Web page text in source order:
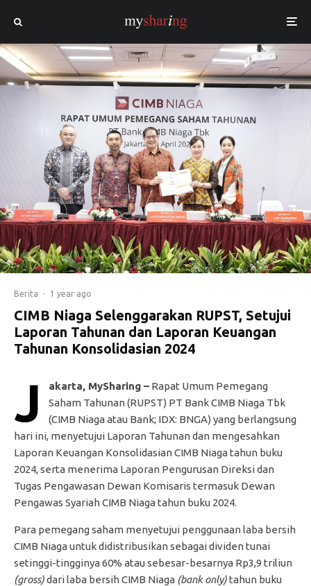
Berita · 1 year ago
CIMB Niaga Selenggarakan RUPST, Setujui
Laporan Tahunan dan Laporan Keuangan
Tahunan Konsolidasian 2024
J akarta, MySharing – Rapat Umum Pemegang
Saham Tahunan (RUPST) PT Bank CIMB Niaga Tbk
(CIMB Niaga atau Bank; IDX: BNGA) yang berlangsung
hari ini, menyetujui Laporan Tahunan dan mengesahkan
Laporan Keuangan Konsolidasian CIMB Niaga tahun buku
2024, serta menerima Laporan Pengurusan Direksi dan
Tugas Pengawasan Dewan Komisaris termasuk Dewan
Pengawas Syariah CIMB Niaga tahun buku 2024.
Para pemegang saham menyetujui penggunaan laba bersih
CIMB Niaga untuk didistribusikan sebagai dividen tunai
setinggi-tingginya 60% atau sebesar-besarnya Rp3,9 triliun
(gross)dari laba bersih CIMB Niaga (bank only)tahun buku